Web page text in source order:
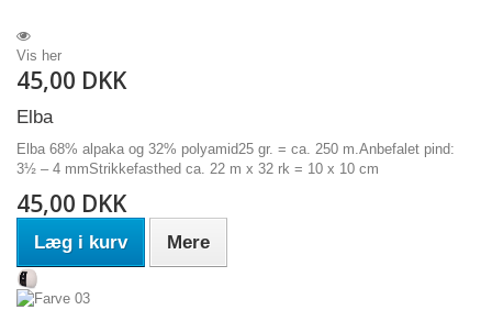
Vis her
45,00 DKK
Elba
Elba 68% alpaka og 32% polyamid25 gr. = ca. 250 m.Anbefalet pind:
3½ – 4 mmStrikkefasthed ca. 22 m x 32 rk = 10 x 10 cm
45,00 DKK
Læg i kurv Mere